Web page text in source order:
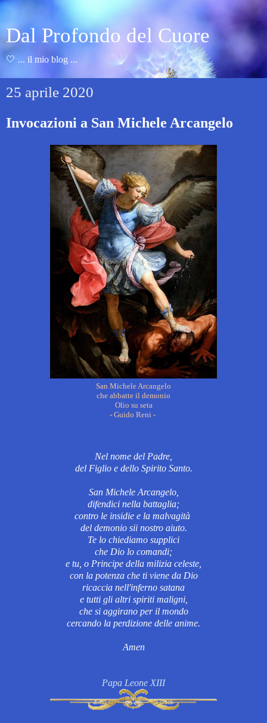
Dal Profondo del Cuore
🤍 ... il mio blog ...
25 aprile 2020
Invocazioni a San Michele Arcangelo
San Michele Arcangelo
che abbatte il demonio
Olio su seta
- Guido Reni -
Nel nome del Padre,
del Figlio e dello Spirito Santo.
San Michele Arcangelo,
difendici nella battaglia;
contro le insidie e la malvagità
del demonio sii nostro aiuto.
Te lo chiediamo supplici
che Dio lo comandi;
e tu, o Principe della milizia celeste,
con la potenza che ti viene da Dio
ricaccia nell'inferno satana
e tutti gli altri spiriti maligni,
che si aggirano per il mondo
cercando la perdizione delle anime.
Amen
Papa Leone XIII